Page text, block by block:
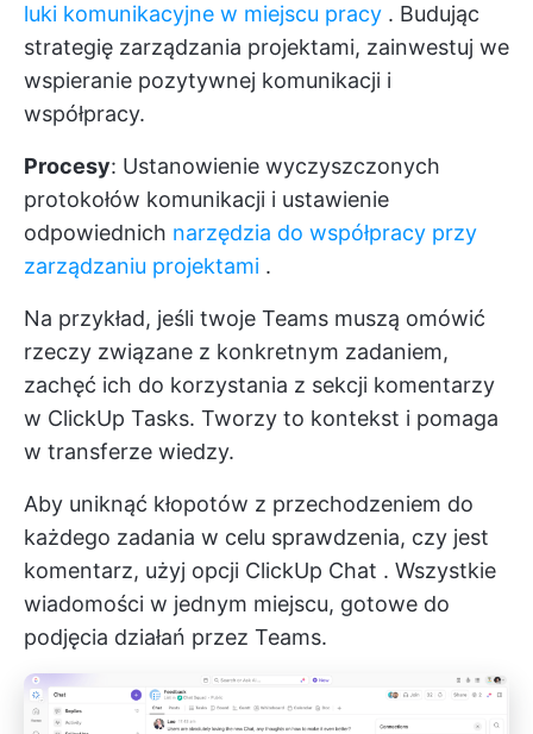
luki komunikacyjne w miejscu pracy . Budując
strategię zarządzania projektami, zainwestuj we
wspieranie pozytywnej komunikacji i
współpracy.
Procesy: Ustanowienie wyczyszczonych
protokołów komunikacji i ustawienie
odpowiednich narzędzia do współpracy przy
zarządzaniu projektami .
Na przykład, jeśli twoje Teams muszą omówić
rzeczy związane z konkretnym zadaniem,
zachęć ich do korzystania z sekcji komentarzy
w ClickUp Tasks. Tworzy to kontekst i pomaga
w transferze wiedzy.
Aby uniknąć kłopotów z przechodzeniem do
każdego zadania w celu sprawdzenia, czy jest
komentarz, użyj opcji ClickUp Chat . Wszystkie
wiadomości w jednym miejscu, gotowe do
podjęcia działań przez Teams.